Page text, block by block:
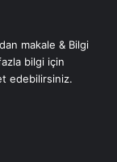
makale & Bilgi
bilgi için
edebilirsiniz.